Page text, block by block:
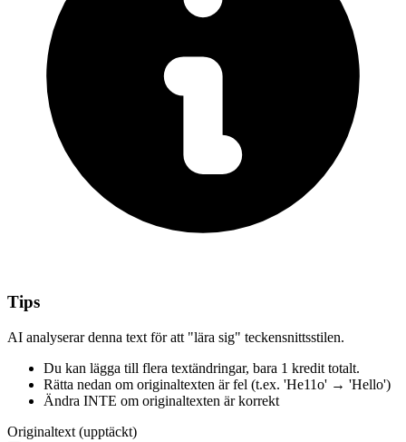
Tips
AI analyserar denna text för att "lära sig" teckensnittsstilen.
Du kan lägga till flera textändringar, bara 1 kredit totalt.
Rätta nedan om originaltexten är fel (t.ex. 'He11o' → 'Hello')
Ändra INTE om originaltexten är korrekt
Originaltext (upptäckt)